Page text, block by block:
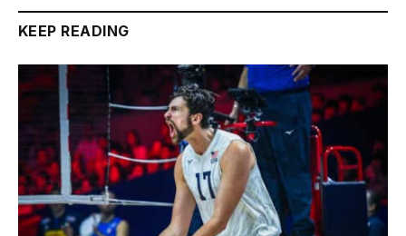
KEEP READING